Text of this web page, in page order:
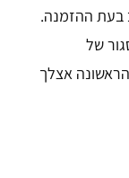
בעת ההזמנה.
של
אצלך